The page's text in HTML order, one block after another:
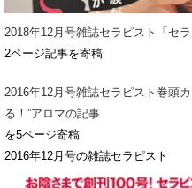
2018年12月号雑誌セラピスト「セ
2ページ記事を寄稿
2016年12月号雑誌セラピスト巻頭
る！”アロマの記事
を5ページ寄稿
2016年12月号の雑誌セラピスト